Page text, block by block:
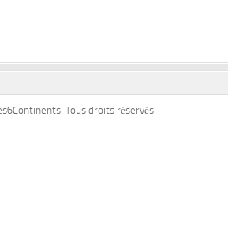
Tous droits réservés